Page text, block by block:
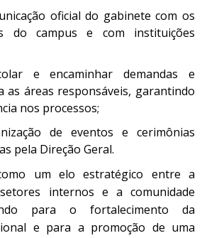
oficial do gabinete com os
do campus e com instituições
e encaminhar demandas e
as áreas responsáveis, garantindo
nos processos;
de eventos e cerimônias
pela Direção Geral.
um elo estratégico entre a
internos e a comunidade
para o fortalecimento da
e para a promoção de uma